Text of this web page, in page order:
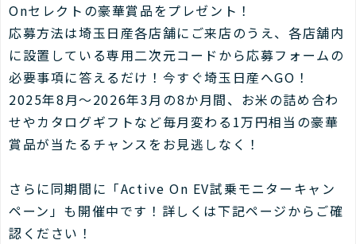
Onセレクトの豪華賞品をプレゼント！
応募方法は埼玉日産各店舗にご来店のうえ、各店舗内
に設置している専用二次元コードから応募フォームの
必要事項に答えるだけ！今すぐ埼玉日産へGO！
2025年8月～2026年3月の8か月間、お米の詰め合わ
せやカタログギフトなど毎月変わる1万円相当の豪華
賞品が当たるチャンスをお見逃しなく！
さらに同期間に「Active On EV試乗モニターキャン
ペーン」も開催中です！詳しくは下記ページからご確
認ください！